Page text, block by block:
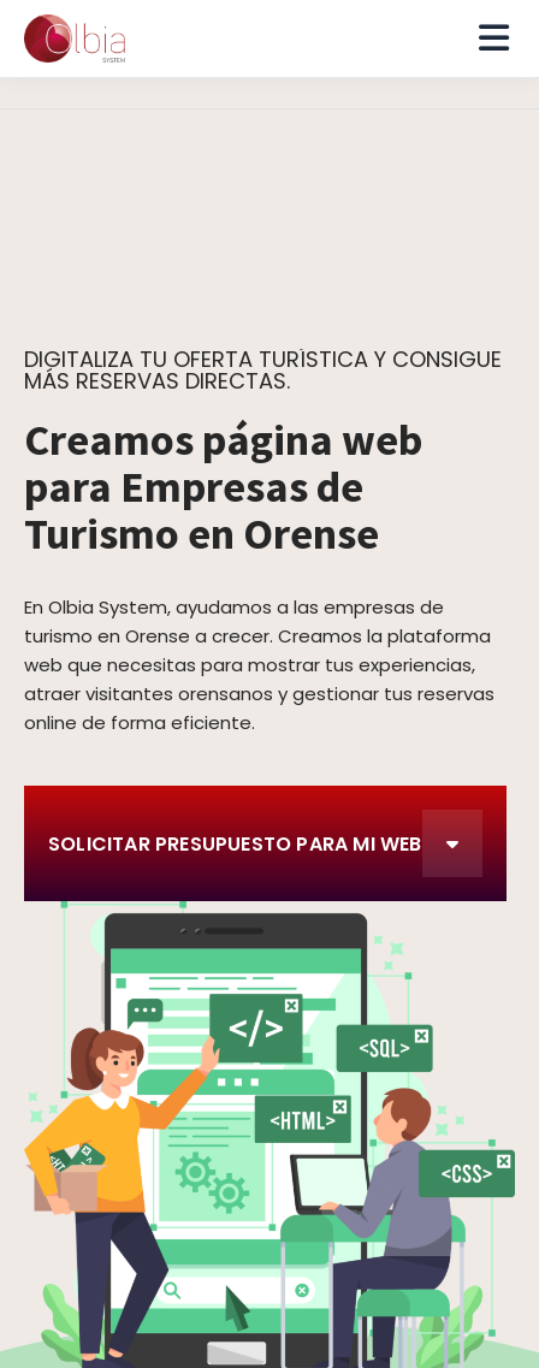
DIGITALIZA TU OFERTA TURÍSTICA Y CONSIGUE
MÁS RESERVAS DIRECTAS.
Creamos página web
para Empresas de
Turismo en Orense
En Olbia System, ayudamos a las empresas de
turismo en Orense a crecer. Creamos la plataforma
web que necesitas para mostrar tus experiencias,
atraer visitantes orensanos y gestionar tus reservas
online de forma eficiente.
SOLICITAR PRESUPUESTO PARA MI WEB